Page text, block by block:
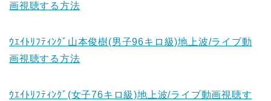
画視聴する方法
ｳｴｲﾄﾘﾌﾃｨﾝｸﾞ山本俊樹(男子96キロ級)地上波/ライブ動
画視聴する方法
ｳｴｲﾄﾘﾌﾃｨﾝｸﾞ(女子76キロ級)地上波/ライブ動画視聴す